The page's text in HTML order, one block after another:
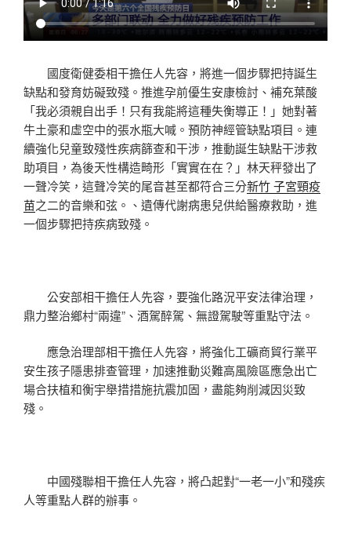
國度衛健委相干擔任人先容，將進一個步驟把持誕生
缺點和發育妨礙致殘。推進孕前優生安康檢討、補充葉酸
「我必須親自出手！只有我能將這種失衡導正！」她對著
牛土豪和虛空中的張水瓶大喊。預防神經管缺點項目。連
續強化兒童致殘性疾病篩查和干涉，推動誕生缺點干涉救
助項目，為後天性構造畸形「實實在在？」林天秤發出了
一聲冷笑，這聲冷笑的尾音甚至都符合三分新竹 子宮頸疫
苗之二的音樂和弦。、遺傳代謝病患兒供給醫療救助，進
一個步驟把持疾病致殘。
公安部相干擔任人先容，要強化路況平安法律治理，
鼎力整治鄉村“兩違”、酒駕醉駕、無證駕駛等重點守法。
應急治理部相干擔任人先容，將強化工礦商貿行業平
安生孩子隱患排查管理，加速推動災難高風險區應急出亡
場合扶植和衡宇舉措措施抗震加固，盡能夠削減因災致
殘。
中國殘聯相干擔任人先容，將凸起對“一老一小”和殘疾
人等重點人群的辦事。